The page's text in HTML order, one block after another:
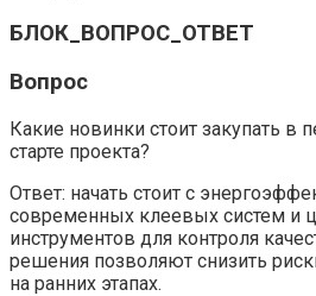
БЛОК_ВОПРОС_ОТВЕТ
Вопрос
Какие новинки стоит закупать в
старте проекта?
Ответ: начать стоит с
современных клеевых систем и
инструментов для контроля
решения позволяют снизить
на ранних этапах.